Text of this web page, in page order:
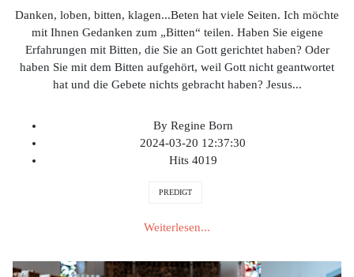
Danken, loben, bitten, klagen...Beten hat viele Seiten. Ich möchte
mit Ihnen Gedanken zum „Bitten“ teilen. Haben Sie eigene
Erfahrungen mit Bitten, die Sie an Gott gerichtet haben? Oder
haben Sie mit dem Bitten aufgehört, weil Gott nicht geantwortet
hat und die Gebete nichts gebracht haben? Jesus...
By Regine Born
2024-03-20 12:37:30
Hits 4019
PREDIGT
Weiterlesen...